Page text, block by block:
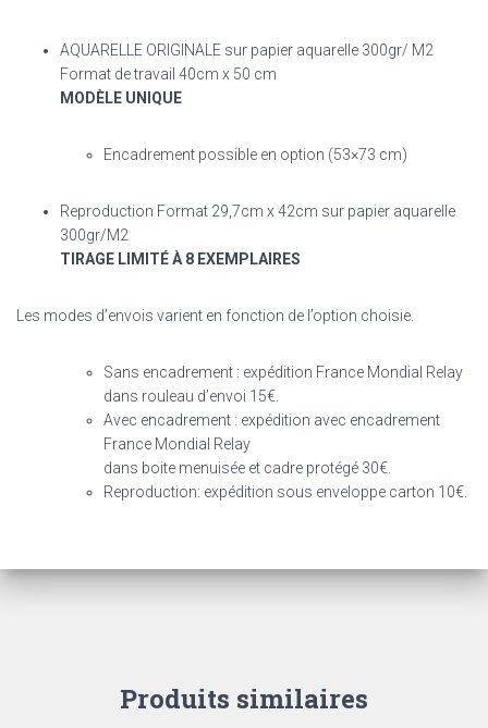
AQUARELLE ORIGINALE sur papier aquarelle 300gr/ M2
Format de travail 40cm x 50 cm
MODÈLE UNIQUE
Encadrement possible en option (53×73 cm)
Reproduction Format 29,7cm x 42cm sur papier aquarelle
300gr/M2
TIRAGE LIMITÉ À 8 EXEMPLAIRES
Les modes d’envois varient en fonction de l’option choisie.
Sans encadrement : expédition France Mondial Relay
dans rouleau d’envoi 15€.
Avec encadrement : expédition avec encadrement
France Mondial Relay
dans boite menuisée et cadre protégé 30€.
Reproduction: expédition sous enveloppe carton 10€.
Produits similaires